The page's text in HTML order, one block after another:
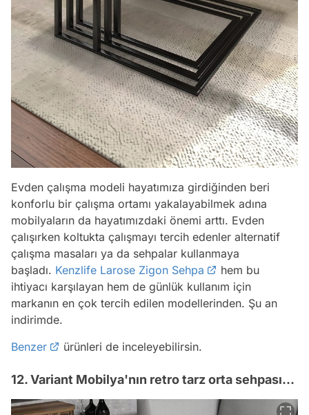
Evden çalışma modeli hayatımıza girdiğinden beri
konforlu bir çalışma ortamı yakalayabilmek adına
mobilyaların da hayatımızdaki önemi arttı. Evden
çalışırken koltukta çalışmayı tercih edenler alternatif
çalışma masaları ya da sehpalar kullanmaya
başladı. Kenzlife Larose Zigon Sehpa
hem bu
ihtiyacı karşılayan hem de günlük kullanım için
markanın en çok tercih edilen modellerinden. Şu an
indirimde.
Benzer
ürünleri de inceleyebilirsin.
12. Variant Mobilya'nın retro tarz orta sehpası...